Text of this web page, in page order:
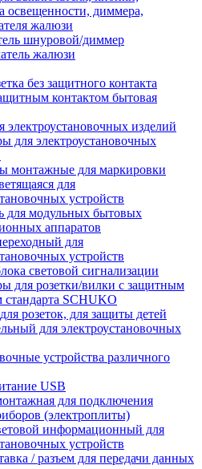
освещенности, диммера,
жалюзи
шнуровой/диммер
жалюзи
без защитного контакта
контактом бытовая
электроустановочных изделий
для электроустановочных
монтажные для маркировки
для
устройств
для модульных бытовых
аппаратов
для
устройств
световой сигнализации
для розетки/вилки с защитным
стандарта SCHUKO
розеток, для защиты детей
для электроустановочных
устройства различного
USB
для подключения
(электроплиты)
информационный для
устройств
/ разъем для передачи данных